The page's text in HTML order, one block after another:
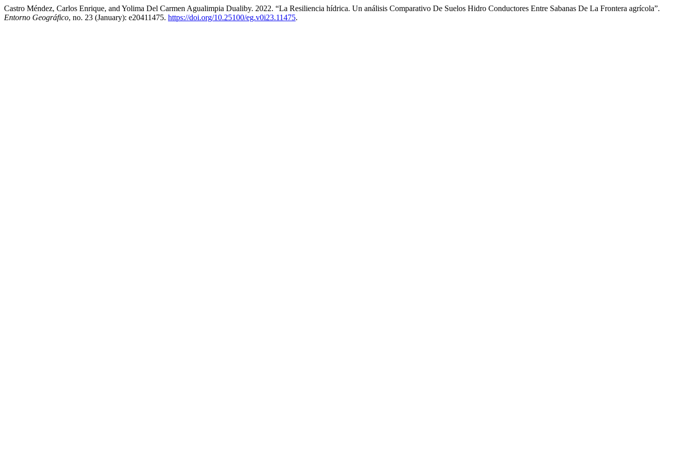
Castro Méndez, Carlos Enrique, and Yolima Del Carmen Agualimpia Dualiby. 2022. “La Resiliencia hídrica. Un análisis Comparativo De Suelos Hidro Conductores Entre Sabanas De La Frontera agrícola”.
Entorno Geográfico, no. 23 (January): e20411475. https://doi.org/10.25100/eg.v0i23.11475.